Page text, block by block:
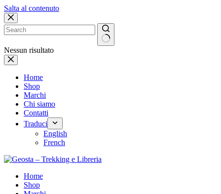
Salta al contenuto
Nessun risultato
Home
Shop
Marchi
Chi siamo
Contatti
Traduci
English
French
Home
Shop